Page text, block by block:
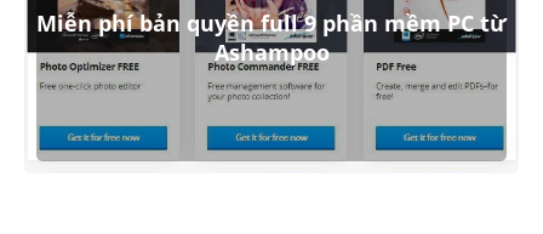
Miễn phí bản quyền full 9 phần mềm PC từ
Ashampoo